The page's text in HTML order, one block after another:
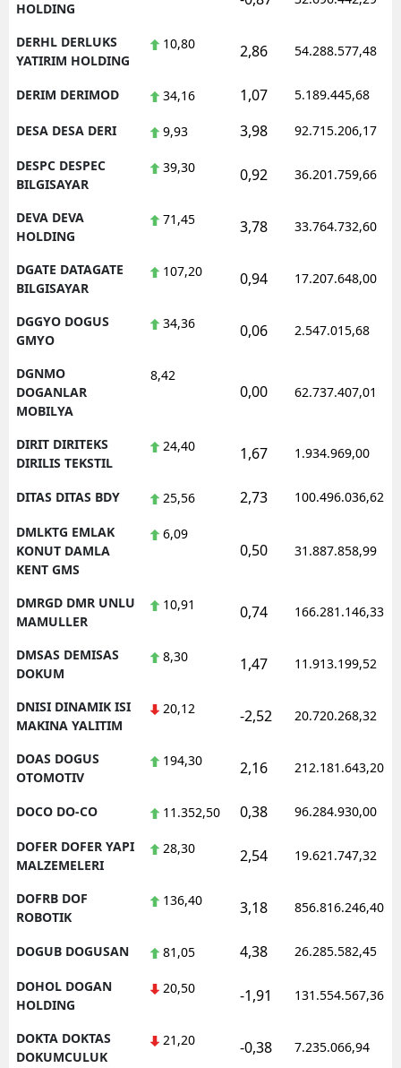
HOLDING
DERHL DERLUKS
YATIRIM HOLDING
10,80 2,86 54.288.577,48
DERIM DERIMOD 34,16 1,07 5.189.445,68
DESA DESA DERI 9,93 3,98 92.715.206,17
DESPC DESPEC
BILGISAYAR
39,30 0,92 36.201.759,66
DEVA DEVA
HOLDING
71,45 3,78 33.764.732,60
DGATE DATAGATE
BILGISAYAR
107,20 0,94 17.207.648,00
DGGYO DOGUS
GMYO
34,36 0,06 2.547.015,68
DGNMO
DOGANLAR
MOBILYA
8,42
0,00 62.737.407,01
DIRIT DIRITEKS
DIRILIS TEKSTIL
24,40 1,67 1.934.969,00
DITAS DITAS BDY 25,56 2,73 100.496.036,62
DMLKTG EMLAK
KONUT DAMLA
KENT GMS
6,09
0,50 31.887.858,99
DMRGD DMR UNLU
MAMULLER
10,91 0,74 166.281.146,33
DMSAS DEMISAS
DOKUM
8,30 1,47 11.913.199,52
DNISI DINAMIK ISI
MAKINA YALITIM
20,12 -2,52 20.720.268,32
DOAS DOGUS
OTOMOTIV
194,30 2,16 212.181.643,20
DOCO DO-CO 11.352,50 0,38 96.284.930,00
DOFER DOFER YAPI
MALZEMELERI
28,30 2,54 19.621.747,32
DOFRB DOF
ROBOTIK
136,40 3,18 856.816.246,40
DOGUB DOGUSAN 81,05 4,38 26.285.582,45
DOHOL DOGAN
HOLDING
20,50 -1,91 131.554.567,36
DOKTA DOKTAS
DOKUMCULUK
21,20 -0,38 7.235.066,94